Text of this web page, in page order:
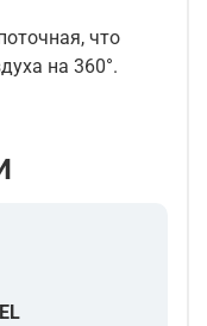
что
на 360°.